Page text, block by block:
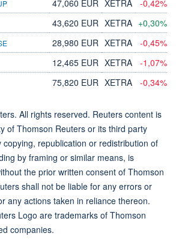
47,060 EUR XETRA -0,42%
43,620 EUR XETRA +0,30%
28,980 EUR XETRA -0,45%
12,465 EUR XETRA -1,07%
75,820 EUR XETRA -0,34%
All rights reserved. Reuters content is
of Thomson Reuters or its third party
republication or redistribution of
by framing or similar means, is
the prior written consent of Thomson
shall not be liable for any errors or
any actions taken in reliance thereon.
Logo are trademarks of Thomson
companies.